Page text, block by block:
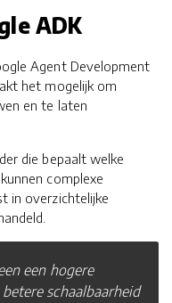
ADK
Agent Development
het mogelijk om
en te laten
die bepaalt welke
complexe
in overzichtelijke
een hogere
schaalbaarheid